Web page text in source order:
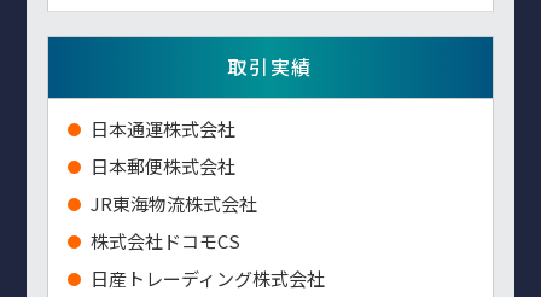
取引実績
⽇本通運株式会社
⽇本郵便株式会社
JR東海物流株式会社
株式会社ドコモCS
日産トレーディング株式会社